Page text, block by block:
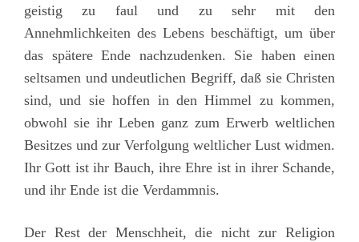
geistig zu faul und zu sehr mit den
Annehmlichkeiten des Lebens beschäftigt, um über
das spätere Ende nachzudenken. Sie haben einen
seltsamen und undeutlichen Begriff, daß sie Christen
sind, und sie hoffen in den Himmel zu kommen,
obwohl sie ihr Leben ganz zum Erwerb weltlichen
Besitzes und zur Verfolgung weltlicher Lust widmen.
Ihr Gott ist ihr Bauch, ihre Ehre ist in ihrer Schande,
und ihr Ende ist die Verdammnis.
Der Rest der Menschheit, die nicht zur Religion